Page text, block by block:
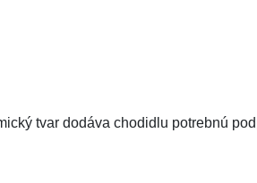
tvar dodáva chodidlu potrebnú